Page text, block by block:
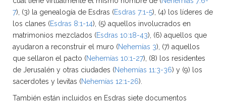
7), (3) la genealogía de Esdras (Esdras 7:1-5), (4) los líderes de
los clanes (Esdras 8:1-14), (5) aquellos involucrados en
matrimonios mezclados (Esdras 10:18-43), (6) aquellos que
ayudaron a reconstruir el muro (Nehemías 3), (7) aquellos
que sellaron el pacto (Nehemías 10:1-27), (8) los residentes
de Jerusalén y otras ciudades (Nehemías 11:3-36) y (9) los
sacerdotes y levitas (Nehemías 12:1-26).
También están incluidos en Esdras siete documentos